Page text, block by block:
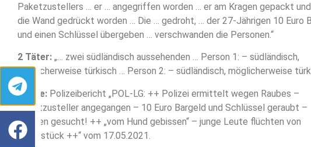
Paketzustellers … er … angegriffen worden … er am Kragen gepackt
die Wand gedrückt worden … Die … gedroht, … der 27-Jährigen 10 Euro
und einen Schlüssel übergeben … verschwanden die Personen.“
2 Täter: „… zwei südländisch aussehenden … Person 1: – südländisch,
möglicherweise türkisch … Person 2: – südländisch, möglicherweise
Quelle: Polizeibericht „POL-LG: ++ Polizei ermittelt wegen Raubes –
Paketzusteller angegangen – 10 Euro Bargeld und Schlüssel geraubt –
Zeugen gesucht! ++ „vom Hund gebissen“ – junge Leute flüchten von
Grundstück ++“ vom 17.05.2021.